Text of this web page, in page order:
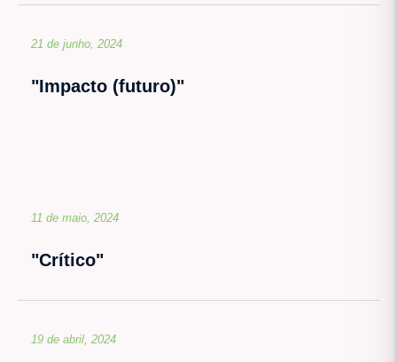
21 de junho, 2024
"Impacto (futuro)"
11 de maio, 2024
"Crítico"
19 de abril, 2024